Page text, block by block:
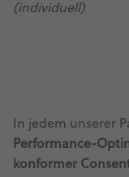
(individuell)
In jedem unserer
Performance-
konformer